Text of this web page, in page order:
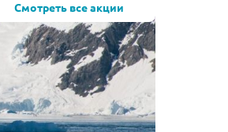
Смотреть все акции